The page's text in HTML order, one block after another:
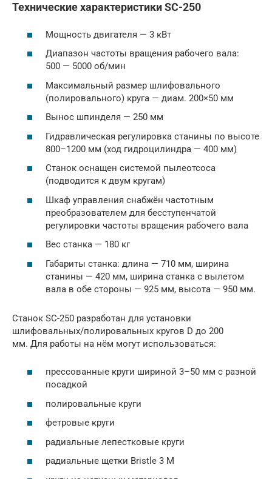
Технические характеристики SC-250
Мощность двигателя — 3 кВт
Диапазон частоты вращения рабочего вала:
500 — 5000 об/мин
Максимальный размер шлифовального
(полировального) круга — диам. 200×50 мм
Вынос шпинделя — 250 мм
Гидравлическая регулировка станины по высоте
800–1200 мм (ход гидроцилиндра — 400 мм)
Станок оснащен системой пылеотсоса
(подводится к двум кругам)
Шкаф управления снабжён частотным
преобразователем для бесступенчатой
регулировки частоты вращения рабочего вала
Вес станка — 180 кг
Габариты станка: длина — 710 мм, ширина
станины — 420 мм, ширина станка с вылетом
вала в обе стороны — 925 мм, высота — 950 мм.
Станок SC-250 разработан для установки
шлифовальных/полировальных кругов D до 200
мм. Для работы на нём могут использоваться:
прессованные круги шириной 3–50 мм с разной
посадкой
полировальные круги
фетровые круги
радиальные лепестковые круги
радиальные щетки Bristle 3 М